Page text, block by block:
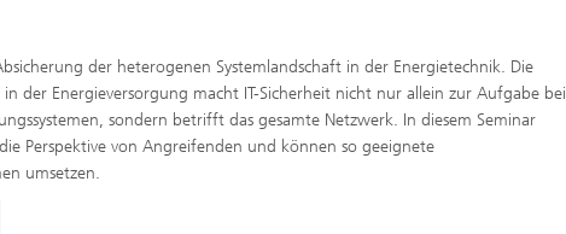
der heterogenen Systemlandschaft in der Energietechnik. Die
der Energieversorgung macht IT-Sicherheit nicht nur allein zur Aufgabe bei
sondern betrifft das gesamte Netzwerk. In diesem Seminar
Perspektive von Angreifenden und können so geeignete
umsetzen.